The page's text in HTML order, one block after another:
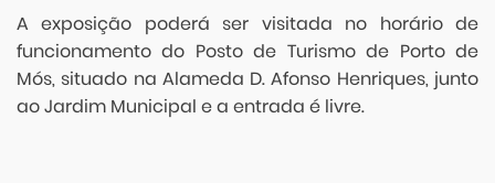
A exposição poderá ser visitada no horário de
funcionamento do Posto de Turismo de Porto de
Mós, situado na Alameda D. Afonso Henriques, junto
ao Jardim Municipal e a entrada é livre.